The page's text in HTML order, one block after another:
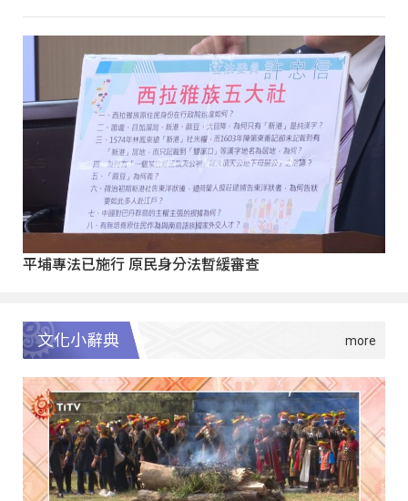
平埔專法已施行 原民身分法暫緩審查
文化小辭典